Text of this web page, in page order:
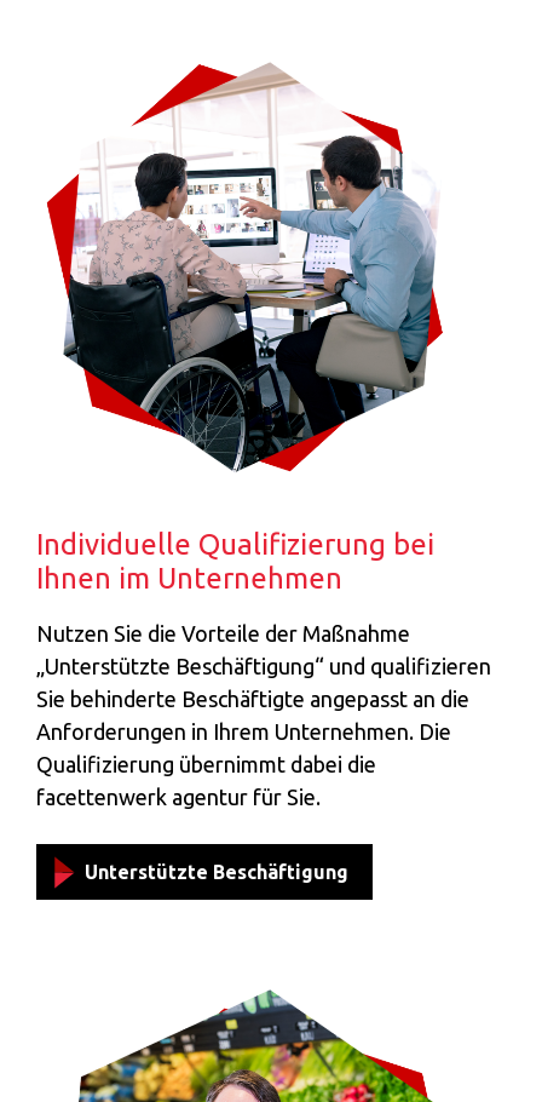
Individuelle Qualifizierung bei
Ihnen im Unternehmen
Nutzen Sie die Vorteile der Maßnahme
„Unterstützte Beschäftigung“ und qualifizieren
Sie behinderte Beschäftigte angepasst an die
Anforderungen in Ihrem Unternehmen. Die
Qualifizierung übernimmt dabei die
facettenwerk agentur für Sie.
Unterstützte Beschäftigung